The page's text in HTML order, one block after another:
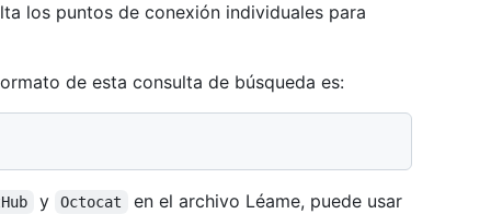
los puntos de conexión individuales para
de esta consulta de búsqueda es:
y Octocat en el archivo Léame, puede usar